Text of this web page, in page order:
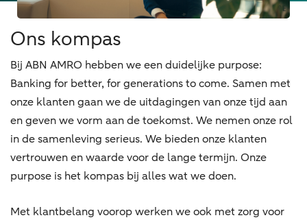
Ons kompas
Bij ABN AMRO hebben we een duidelijke purpose:
Banking for better, for generations to come. Samen met
onze klanten gaan we de uitdagingen van onze tijd aan
en geven we vorm aan de toekomst. We nemen onze rol
in de samenleving serieus. We bieden onze klanten
vertrouwen en waarde voor de lange termijn. Onze
purpose is het kompas bij alles wat we doen.
Met klantbelang voorop werken we ook met zorg voor